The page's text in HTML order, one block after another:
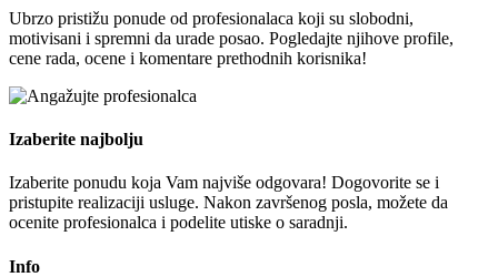
Ubrzo pristižu ponude od profesionalaca koji su slobodni,
motivisani i spremni da urade posao. Pogledajte njihove profile,
cene rada, ocene i komentare prethodnih korisnika!
Izaberite najbolju
Izaberite ponudu koja Vam najviše odgovara! Dogovorite se i
pristupite realizaciji usluge. Nakon završenog posla, možete da
ocenite profesionalca i podelite utiske o saradnji.
Info